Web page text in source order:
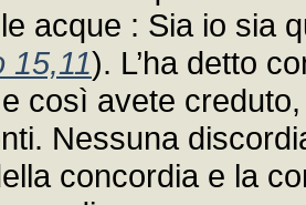
acque : Sia io sia
15,11). L’ha detto
così avete
Nessuna
concordia e la